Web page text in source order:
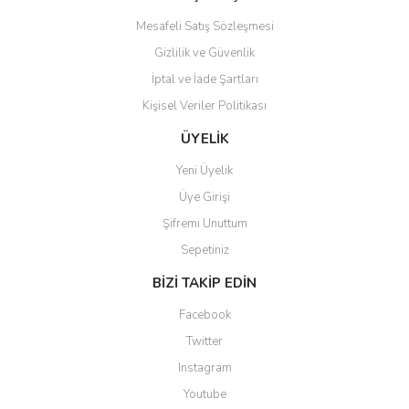
Gönder
Mesafeli Satış Sözleşmesi
Gizlilik ve Güvenlik
İptal ve İade Şartları
Kişisel Veriler Politikası
ÜYELİK
Yeni Üyelik
Üye Girişi
Şifremi Unuttum
Sepetiniz
BİZİ TAKİP EDİN
Facebook
Twitter
Instagram
Youtube